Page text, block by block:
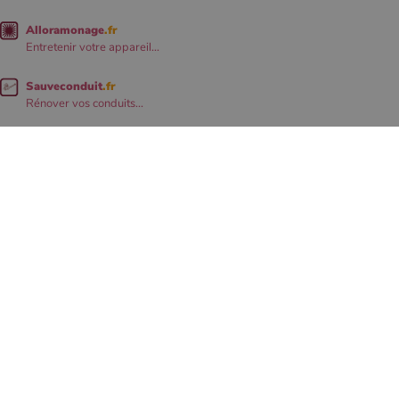
Alloramonage.fr
Entretenir votre appareil...
Sauveconduit.fr
Rénover vos conduits...